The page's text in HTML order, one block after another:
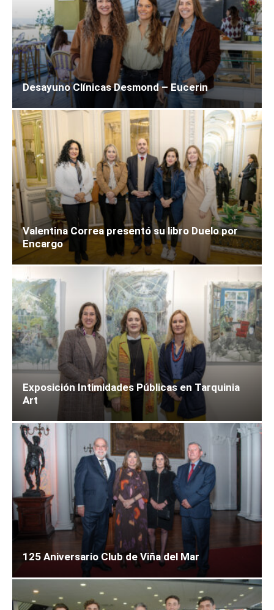
Desayuno Clínicas Desmond – Eucerin
Valentina Correa presentó su libro Duelo por
Encargo
Exposición Intimidades Públicas en Tarquinia
Art
125 Aniversario Club de Viña del Mar